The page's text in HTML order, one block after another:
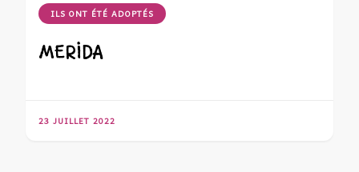
ILS ONT ÉTÉ ADOPTÉS
MERIDA
23 JUILLET 2022